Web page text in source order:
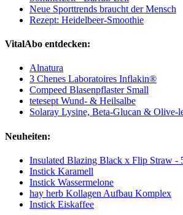
Neue Sporttrends braucht der Mensch
Rezept: Heidelbeer-Smoothie
VitalAbo entdecken:
Alnatura
3 Chenes Laboratoires Inflakin®
Compeed Blasenpflaster Small
tetesept Wund- & Heilsalbe
Solaray Lysine, Beta-Glucan & Olive-
Neuheiten:
Insulated Blazing Black x Flip Straw -
Instick Karamell
Instick Wassermelone
hay herb Kollagen Aufbau Komplex
Instick Eiskaffee